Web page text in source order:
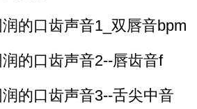
的口齿声音1_双唇音bpm
的口齿声音2--唇齿音f
的口齿声音3--舌尖中音